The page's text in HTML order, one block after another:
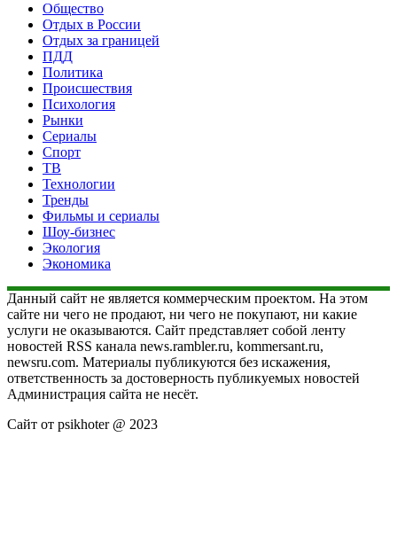
Общество
Отдых в России
Отдых за границей
ПДД
Политика
Происшествия
Психология
Рынки
Сериалы
Спорт
ТВ
Технологии
Тренды
Фильмы и сериалы
Шоу-бизнес
Экология
Экономика
Данный сайт не является коммерческим проектом. На этом
сайте ни чего не продают, ни чего не покупают, ни какие
услуги не оказываются. Сайт представляет собой ленту
новостей RSS канала news.rambler.ru, kommersant.ru,
newsru.com. Материалы публикуются без искажения,
ответственность за достоверность публикуемых новостей
Администрация сайта не несёт.
Сайт от psikhoter @ 2023